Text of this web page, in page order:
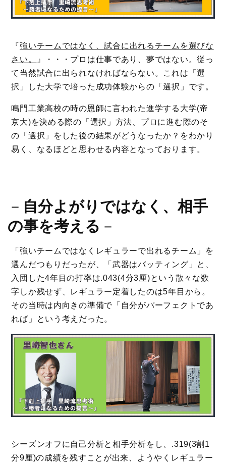
『強いチームではなく、試合に出れるチームを選びな
さい。
』・・・プロは仕事であり、夢ではない。従っ
て当然試合に出られなければならない。これは「選
択」した大学で培った成功体験からの「選択」です。
鳴門工業高校の時の恩師に言われた進学する大学(帝
京大)を決める際の「選択」方法、プロに進む際のそ
の「選択」をした後の結果がどうなったか？をわかり
易く、なるほどと思わせる内容となっております。
－ 自分よがりではなく、相手
の事を考える －
「強いチームではなくレギュラーで出れるチーム」を
選んだつもりだったが、「武器はバッティング」と、
入団した4年目の打率は.043(4分3厘)という散々な数
字しか残せず、レギュラー定着したのは5年目から。
その当時は内向きの準備で「自分がパーフェクトであ
れば」という考えだった。
シーズンオフに自己分析と相手分析をし、.319(3割1
分9厘)の成績を残すことが出来、ようやくレギュラー